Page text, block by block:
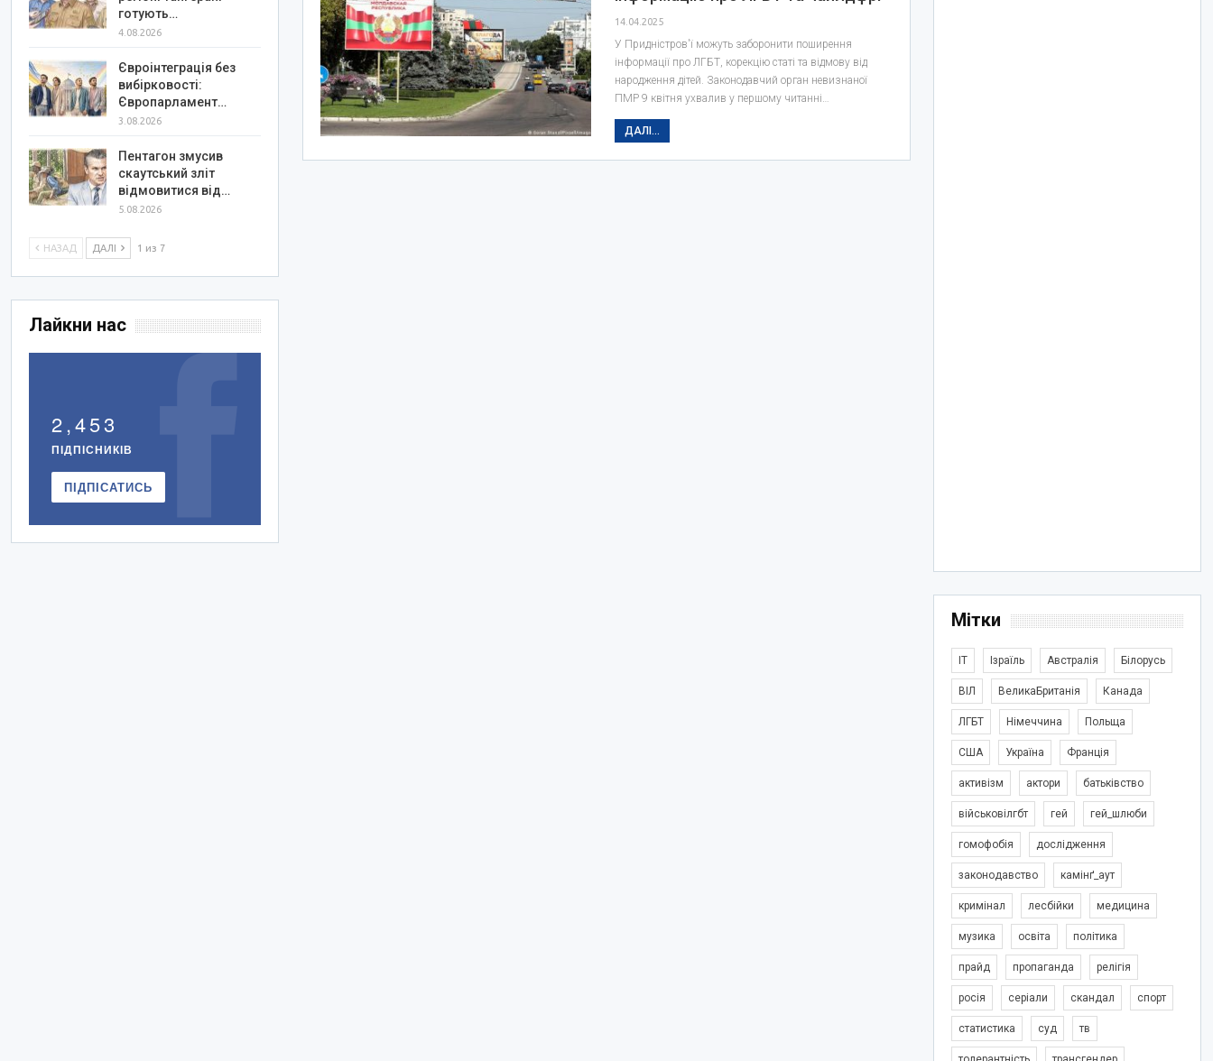
14.04.2025
У Придністров'ї можуть заборонити поширення
інформації про ЛГБТ, корекцію статі та відмову від
народження дітей. Законодавчий орган невизнаної
ПМР 9 квітня ухвалив у першому читанні…
ДАЛІ...
Мітки
IT Ізраїль Австралія Білорусь
ВІЛ ВеликаБританія Канада
ЛГБТ Німеччина Польща
США Україна Франція
активізм актори батьківство
військовілгбт гей гей_шлюби
гомофобія дослідження
законодавство камінґ_аут
кримінал лесбійки медицина
музика освіта політика
прайд пропаганда релігія
росія серіали скандал спорт
статистика суд тв
готують…
4.08.2026
Євроінтеграція без
вибірковості:
Європарламент…
3.08.2026
Пентагон змусив
скаутський зліт
відмовитися від…
5.08.2026
НАЗАД ДАЛІ 1 из 7
Лайкни нас
2,453
ПІДПІСНИКІВ
ПІДПІСАТИСЬ